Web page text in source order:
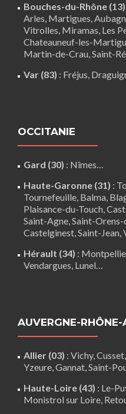
Bouches-du-Rhône (13)
Arles, Martigues,
Vitrolles, Miramas, Les
Chateauneuf-les-
Martin-de-Crau,Saint-
Var (83) : Fréjus,
OCCITANIE
Gard (30) : Nîmes…
Haute-Garonne (31) :
Tournefeuille, Balma,
Plaisance-du-Touch,
Saint-Agne,Saint-
Castelginest,Saint-Jean,
Hérault (34) :
Vendargues, Lunel…
AUVERGNE-RHÔNE-
Allier (03) : Vichy,
Yzeure, Gannat,Saint-
Haute-Loire (43) : Le-
Monistrol sur Loire,